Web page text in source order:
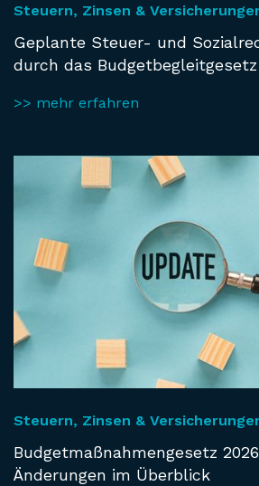
Steuern, Zinsen &
Geplante Steuer- und
durch das Budgetbegleitgesetz
>> mehr erfahren
Steuern, Zinsen &
Budgetmaßnahmengesetz
Änderungen im Überblick